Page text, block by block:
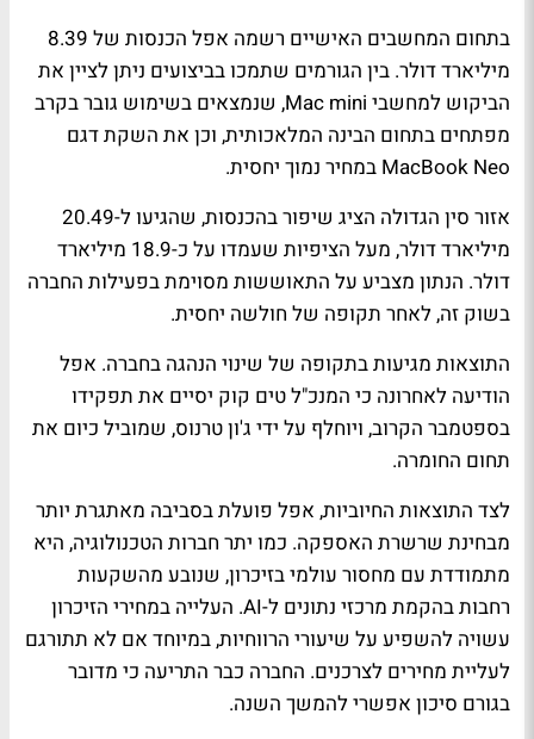
בתחום המחשבים האישיים רשמה אפל הכנסות של 8.39
מיליארד דולר. בין הגורמים שתמכו בביצועים ניתן לציין את
הביקוש למחשבי Mac mini, שנמצאים בשימוש גובר בקרב
מפתחים בתחום הבינה המלאכותית, וכן את השקת דגם
MacBook Neo במחיר נמוך יחסית.
אזור סין הגדולה הציג שיפור בהכנסות, שהגיעו ל-20.49
מיליארד דולר, מעל הציפיות שעמדו על כ-18.9 מיליארד
דולר. הנתון מצביע על התאוששות מסוימת בפעילות החברה
בשוק זה, לאחר תקופה של חולשה יחסית.
התוצאות מגיעות בתקופה של שינוי הנהגה בחברה. אפל
הודיעה לאחרונה כי המנכ"ל טים קוק יסיים את תפקידו
בספטמבר הקרוב, ויוחלף על ידי ג'ון טרנוס, שמוביל כיום את
תחום החומרה.
לצד התוצאות החיוביות, אפל פועלת בסביבה מאתגרת יותר
מבחינת שרשרת האספקה. כמו יתר חברות הטכנולוגיה, היא
מתמודדת עם מחסור עולמי בזיכרון, שנובע מהשקעות
רחבות בהקמת מרכזי נתונים ל-AI. העלייה במחירי הזיכרון
עשויה להשפיע על שיעורי הרווחיות, במיוחד אם לא תתורגם
לעליית מחירים לצרכנים. החברה כבר התריעה כי מדובר
בגורם סיכון אפשרי להמשך השנה.